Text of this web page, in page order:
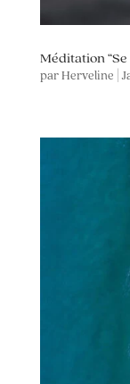
Méditation
par Herveline |